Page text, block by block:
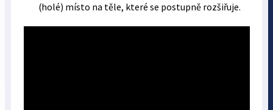
(holé) místo na těle, které se postupně rozšiřuje.